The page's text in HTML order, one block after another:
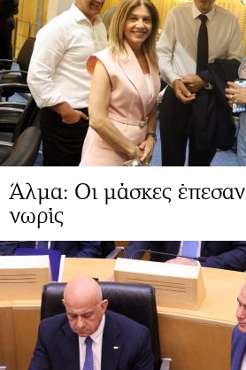
Άλμα: Οι μάσκες
νωρίς